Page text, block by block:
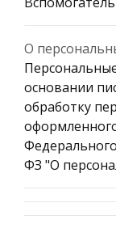
О
основании
обработку
ФЗ "О